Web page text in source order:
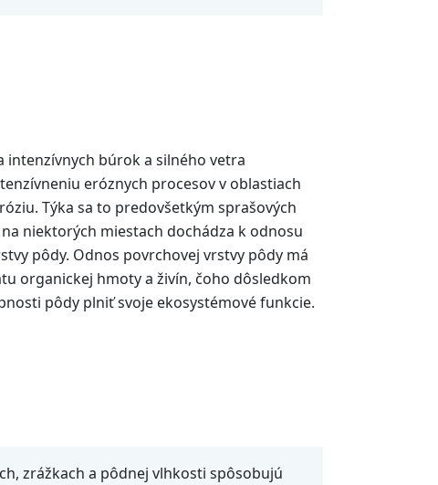
intenzívnych búrok a silného vetra
eróznych procesov v oblastiach
Týka sa to predovšetkým sprašových
niektorých miestach dochádza k odnosu
pôdy. Odnos povrchovej vrstvy pôdy má
organickej hmoty a živín, čoho dôsledkom
pôdy plniť svoje ekosystémové funkcie.
zrážkach a pôdnej vlhkosti spôsobujú